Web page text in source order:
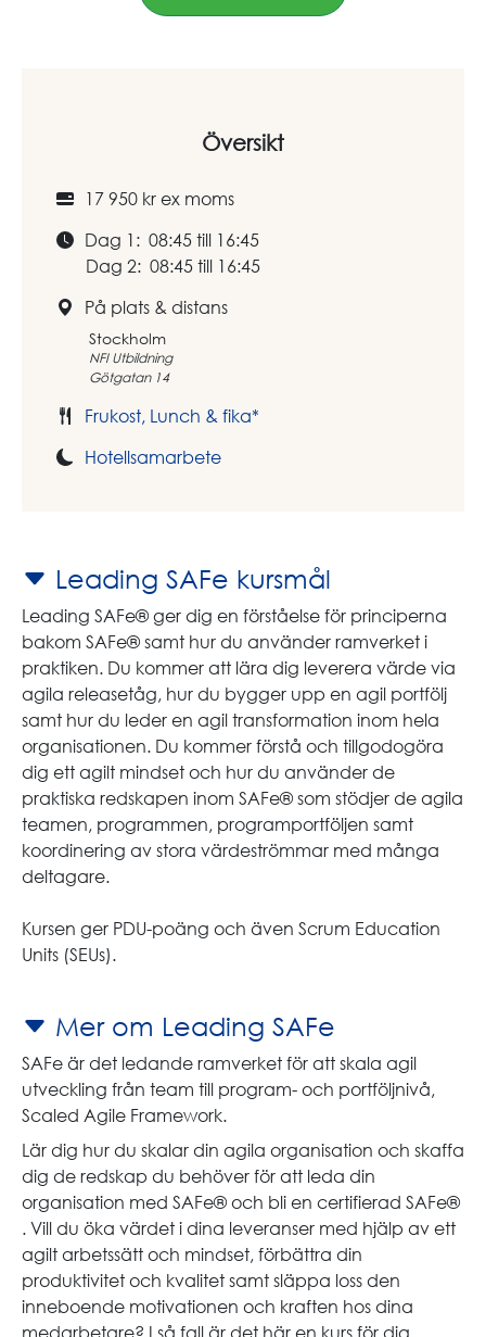
Översikt
17 950 kr ex moms
Dag 1: 08:45 till 16:45
Dag 2: 08:45 till 16:45
På plats & distans
Stockholm
NFI Utbildning
Götgatan 14
Frukost, Lunch & fika*
Hotellsamarbete
Leading SAFe kursmål
Leading SAFe® ger dig en förståelse för principerna
bakom SAFe® samt hur du använder ramverket i
praktiken. Du kommer att lära dig leverera värde via
agila releasetåg, hur du bygger upp en agil portfölj
samt hur du leder en agil transformation inom hela
organisationen. Du kommer förstå och tillgodogöra
dig ett agilt mindset och hur du använder de
praktiska redskapen inom SAFe® som stödjer de agila
teamen, programmen, programportföljen samt
koordinering av stora värdeströmmar med många
deltagare.
Kursen ger PDU-poäng och även Scrum Education
Units (SEUs).
Mer om Leading SAFe
SAFe är det ledande ramverket för att skala agil
utveckling från team till program- och portföljnivå,
Scaled Agile Framework.
Lär dig hur du skalar din agila organisation och skaffa
dig de redskap du behöver för att leda din
organisation med SAFe® och bli en certifierad SAFe®
. Vill du öka värdet i dina leveranser med hjälp av ett
agilt arbetssätt och mindset, förbättra din
produktivitet och kvalitet samt släppa loss den
inneboende motivationen och kraften hos dina
medarbetare? I så fall är det här en kurs för dig.